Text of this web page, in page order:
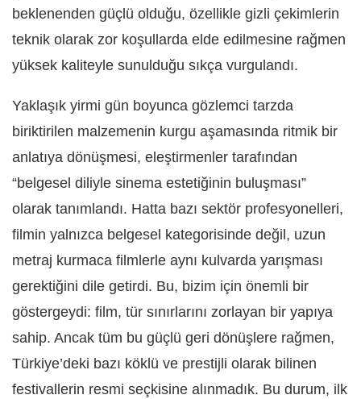
beklenenden güçlü olduğu, özellikle gizli çekimlerin
teknik olarak zor koşullarda elde edilmesine rağmen
yüksek kaliteyle sunulduğu sıkça vurgulandı.
Yaklaşık yirmi gün boyunca gözlemci tarzda
biriktirilen malzemenin kurgu aşamasında ritmik bir
anlatıya dönüşmesi, eleştirmenler tarafından
“belgesel diliyle sinema estetiğinin buluşması”
olarak tanımlandı. Hatta bazı sektör profesyonelleri,
filmin yalnızca belgesel kategorisinde değil, uzun
metraj kurmaca filmlerle aynı kulvarda yarışması
gerektiğini dile getirdi. Bu, bizim için önemli bir
göstergeydi: film, tür sınırlarını zorlayan bir yapıya
sahip. Ancak tüm bu güçlü geri dönüşlere rağmen,
Türkiye’deki bazı köklü ve prestijli olarak bilinen
festivallerin resmi seçkisine alınmadık. Bu durum, ilk